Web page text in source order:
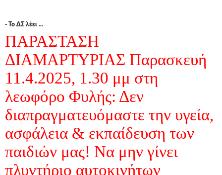
- Το ΔΣ λέει ...
ΠΑΡΑΣΤΑΣΗ
ΔΙΑΜΑΡΤΥΡΙΑΣ Παρασκευή
11.4.2025, 1.30 μμ στη
λεωφόρο Φυλής: Δεν
διαπραγματευόμαστε την υγεία,
ασφάλεια & εκπαίδευση των
παιδιών μας! Να μην γίνει
πλυντήριο αυτοκινήτων